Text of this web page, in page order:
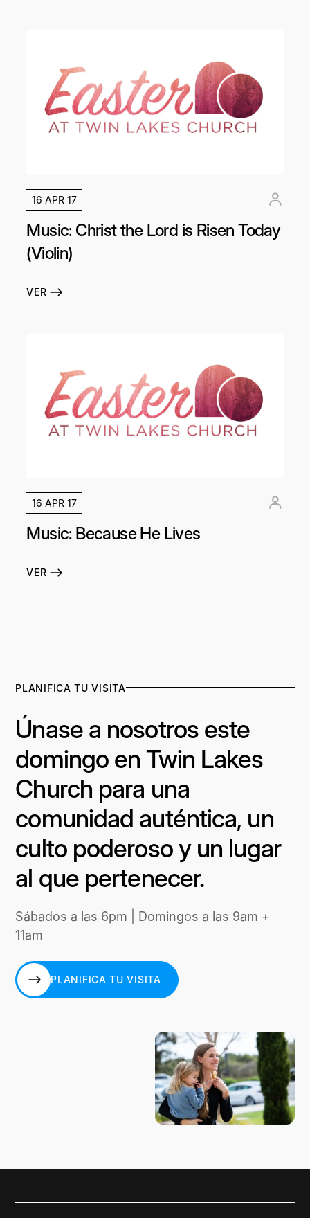
16 APR 17
Music: Christ the Lord is Risen Today
(Violin)
VER
16 APR 17
Music: Because He Lives
VER
PLANIFICA TU VISITA
Únase a nosotros este
domingo en Twin Lakes
Church para una
comunidad auténtica, un
culto poderoso y un lugar
al que pertenecer.
Sábados a las 6pm | Domingos a las 9am +
11am
PLANIFICA TU VISITA